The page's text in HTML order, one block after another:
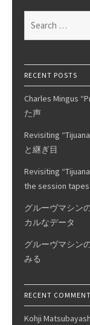
for:
RECENT POSTS
Charles Mingus
た声
Revisiting
と継ぎ目
Revisiting
the session tapes
グルーヴマシン
カルなデータ
グルーヴマシン
みる
RECENT
Kohji